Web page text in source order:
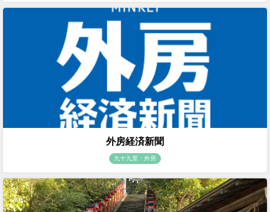
外房経済新聞
九十九里・外房